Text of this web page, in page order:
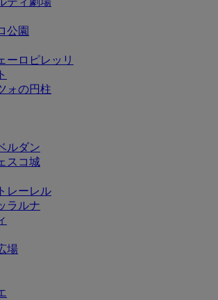
公園
ーロピレッリ
ォの円柱
ルダン
スコ城
レーレル
ラルナ
場